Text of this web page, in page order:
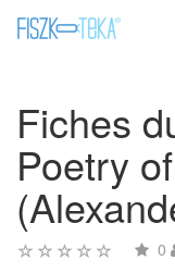
Fiches
Poetry
0